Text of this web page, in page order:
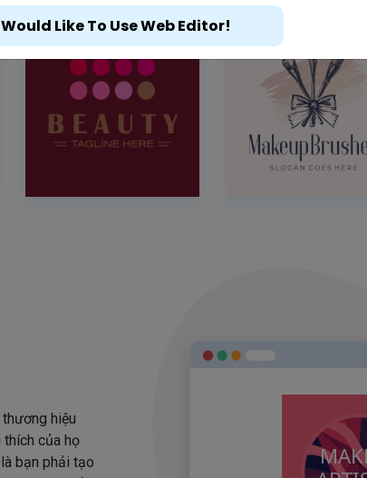
hiệu
thích của họ
bạn phải tạo
Would Like To Use Web Editor!